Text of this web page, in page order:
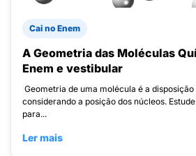
Cai no Enem
A Geometria das Moléculas
Enem e vestibular
Geometria de uma molécula é a
considerando a posição dos núcleos.
para...
Ler mais